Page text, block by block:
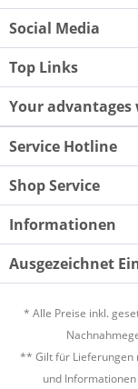
Social Media
Top Links
Your
Service Hotline
Shop Service
Informationen
Ausgezeichnet
* Alle Preise inkl.
** Gilt für Lieferungen
und